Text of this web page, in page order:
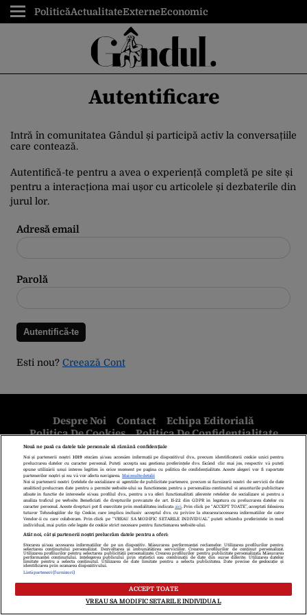
PoliticăActualitateExterneEconomic
Autentificare
Intră în comunitatea Gândul și participă activ la conversațiile
care contează.
Autentifică-te pentru a avea o experiență completă pe site și
pentru a interacționa mai ușor cu articolele și dezbaterile din
jurul lor.
Adresă email
Parolă
Esti nou? Creează Cont
Despre Noi Contact
Echipa Editorială
Politica De Cookies
Politica De Confidențialitate
Termeni Și Condiții
copyright © 2026
Citarea se poate face în limita a 250 de semne. Nici o instituţie sau persoană
(site-uri, instituţii mass-media, firme de monitorizare) nu poate reproduce
integral scrierile publicistice purtătoare de Drepturi de Autor.
Decizia ONJN nr. 1598/16.09.2021. Jocurile de noroc sunt interzise
minorilor.